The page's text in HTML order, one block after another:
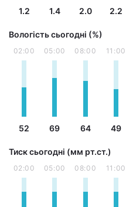
1.2 1.4 2.0 2.2
Вологість сьогодні (%)
02:00
52
05:00
69
08:00
64
11:00
49
Тиск сьогодні (мм рт.ст.)
02:00 05:00 08:00 11:00